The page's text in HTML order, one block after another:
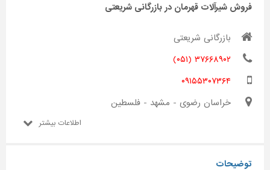
فروش شیرآلات قهرمان در بازرگانی شریعتی
بازرگانی شریعتی
۳۷۶۶۸۹۰۲ (۰۵۱)
۰۹۱۵۵۳۰۷۳۶۴
خراسان رضوی - مشهد - فلسطین
اطلاعات بیشتر
توضیحات